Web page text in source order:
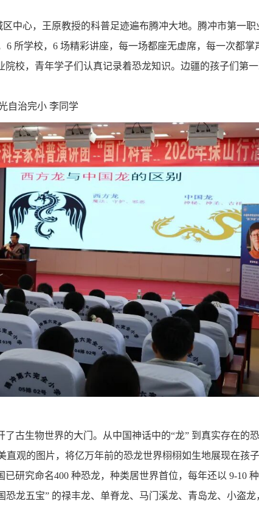
中心，王原教授的科普足迹遍布腾冲大地。腾冲市第一
6 所学校， 6 场精彩讲座，每一场都座无虚席，每一次都掌
校，青年学子们认真记录着恐龙知识。边疆的孩子们第
自治完小 李同学
古生物世界的大门。从中国神话中的“龙” 到真实存在的
观的图片，将亿万年前的恐龙世界栩栩如生地展现在孩子
已研究命名400 种恐龙，种类居世界首位，每年还以 9-10
恐龙五宝” 的禄丰龙、单脊龙、马门溪龙、青岛龙、小盗